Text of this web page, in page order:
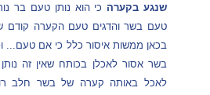
שנגע בקערה כי הוא נותן טעם בר
טעם בשר והדגים טעם הקערה קודם
בכאן ממשות איסור כלל כי אם טעם...
בשר אסור לאכלן בכותח שאין זה
לאכל באותה קערה של בשר חלב